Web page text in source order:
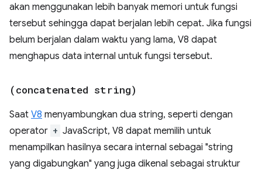
akan menggunakan lebih banyak memori untuk fungsi
tersebut sehingga dapat berjalan lebih cepat. Jika fungsi
belum berjalan dalam waktu yang lama, V8 dapat
menghapus data internal untuk fungsi tersebut.
(concatenated string)
Saat V8 menyambungkan dua string, seperti dengan
operator + JavaScript, V8 dapat memilih untuk
menampilkan hasilnya secara internal sebagai "string
yang digabungkan" yang juga dikenal sebagai struktur